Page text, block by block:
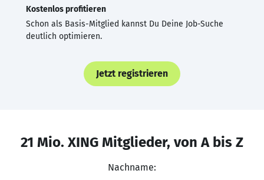
Kostenlos profitieren
Schon als Basis-Mitglied kannst Du Deine Job-Suche
deutlich optimieren.
Jetzt registrieren
21 Mio. XING Mitglieder, von A bis Z
Nachname: